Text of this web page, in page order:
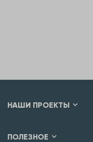
НАШИ ПРОЕКТЫ
ПОЛЕЗНОЕ